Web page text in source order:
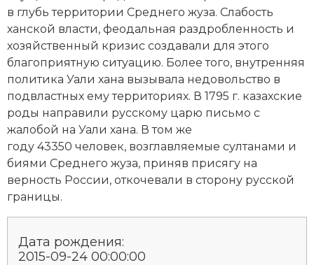
в глубь территории Среднего жуза. Слабость
ханской власти, феодальная раздробленность и
хозяйственный кризис создавали для этого
благоприятную ситуацию. Более того, внутренняя
политика Уали хана вызывала недовольство в
подвластных ему территориях. В 1795 г. казахские
роды направили русскому царю письмо с
жалобой на Уали хана. В том же
году 43350 человек, возглавляемые султанами и
биями Среднего жуза, приняв присягу на
верность России, откочевали в сторону русской
границы.
Дата рождения:
2015-09-24 00:00:00